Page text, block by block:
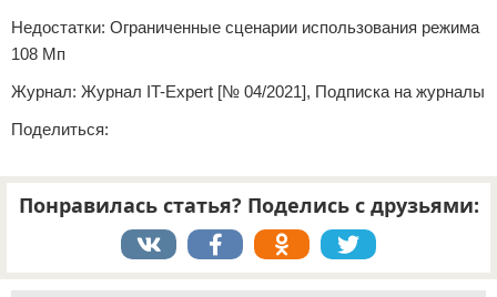
Недостатки: Ограниченные сценарии использования режима
108 Мп
Журнал: Журнал IT-Expert [№ 04/2021], Подписка на журналы
Поделиться:
Понравилась статья? Поделись с друзьями: